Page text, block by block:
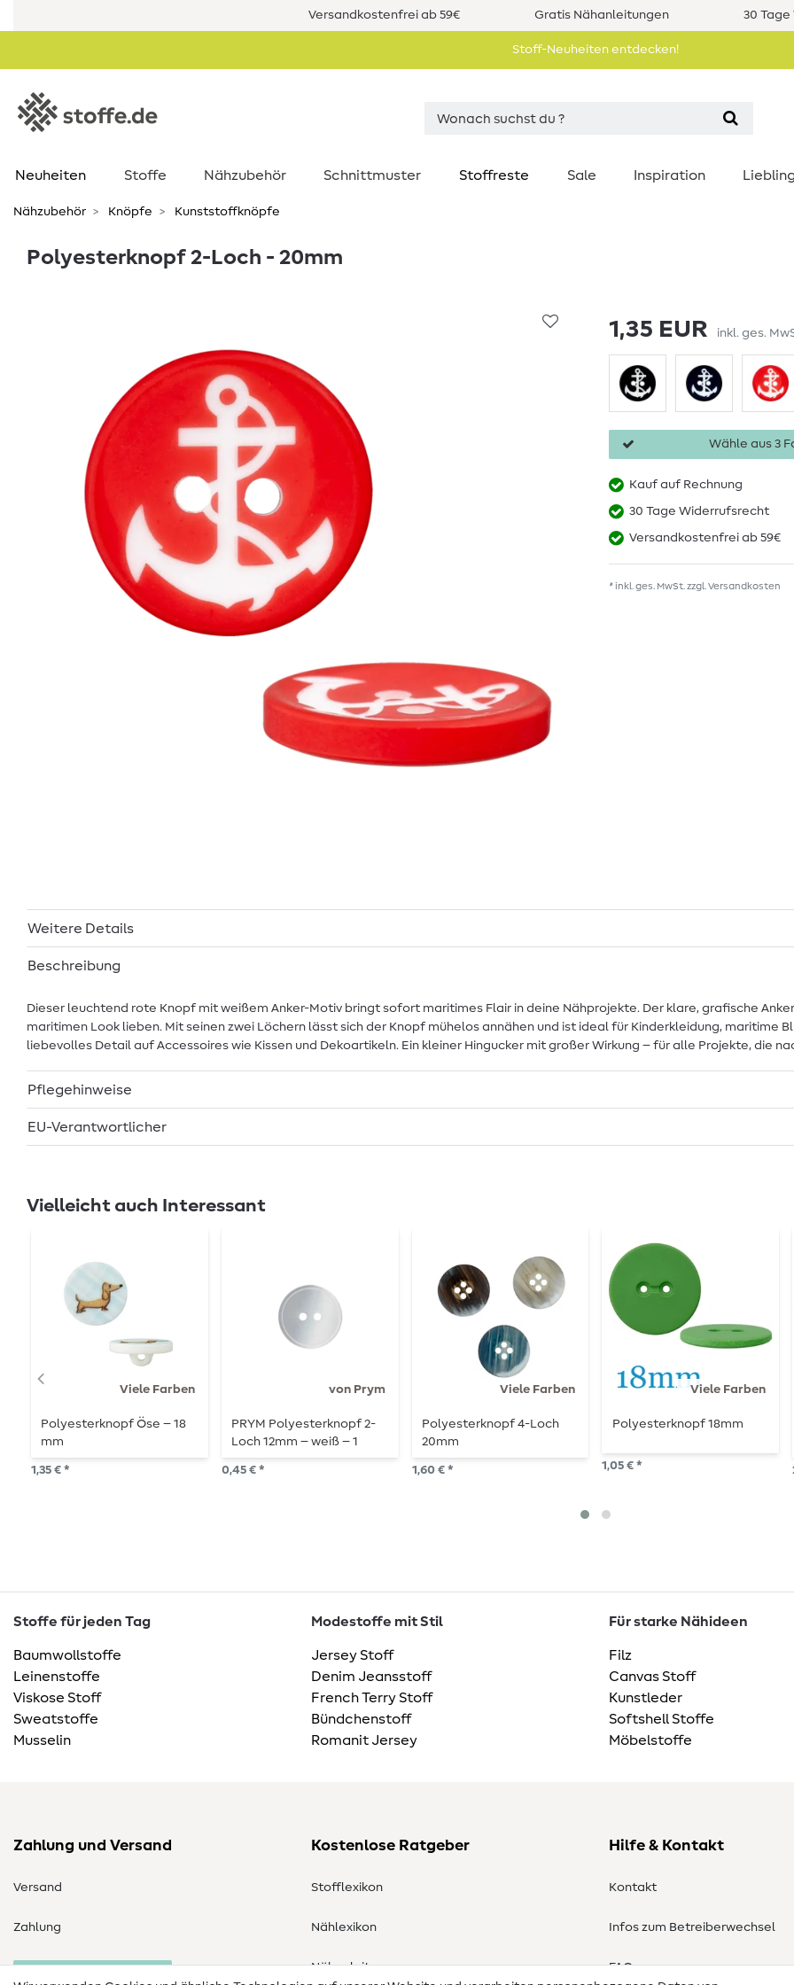
Versandkostenfrei ab 59€ Gratis Nähanleitungen 30
Stoff-Neuheiten entdecken!
Neuheiten Stoffe Nähzubehör Schnittmuster Stoffreste Sale Inspiration
Nähzubehör Knöpfe Kunststoffknöpfe
Polyesterknopf 2-Loch - 20mm
1,35 EUR inkl. ges.
Wähle aus 3
Kauf auf Rechnung
30 Tage Widerrufsrecht
Versandkostenfrei ab 59€
* inkl. ges. MwSt. zzgl. Versandkosten
Weitere Details
Beschreibung
Dieser leuchtend rote Knopf mit weißem Anker-Motiv bringt sofort maritimes Flair in deine Nähprojekte. Der klare, grafische
maritimen Look lieben. Mit seinen zwei Löchern lässt sich der Knopf mühelos annähen und ist ideal für Kinderkleidung, maritime
liebevolles Detail auf Accessoires wie Kissen und Dekoartikeln. Ein kleiner Hingucker mit großer Wirkung – für alle Projekte, die
Pflegehinweise
EU-Verantwortlicher
Vielleicht auch Interessant
Viele Farben
Polyesterknopf Öse – 18
mm
1,35 € *
von Prym
PRYM Polyesterknopf 2-
Loch 12mm – weiß – 1
Stück
0,45 € *
Viele Farben
Polyesterknopf 4-Loch
20mm
1,60 € *
Viele Farben
Polyesterknopf 18mm
1,05 € *
Stoffe für jeden Tag
Baumwollstoffe
Leinenstoffe
Viskose Stoff
Sweatstoffe
Musselin
Modestoffe mit Stil
Jersey Stoff
Denim Jeansstoff
French Terry Stoff
Bündchenstoff
Romanit Jersey
Für starke Nähideen
Filz
Canvas Stoff
Kunstleder
Softshell Stoffe
Möbelstoffe
Zahlung und Versand
Versand
Zahlung
Kostenlose Ratgeber
Stofflexikon
Nählexikon
Nähanleitungen
Hilfe & Kontakt
Kontakt
Infos zum Betreiberwechsel
FAQ